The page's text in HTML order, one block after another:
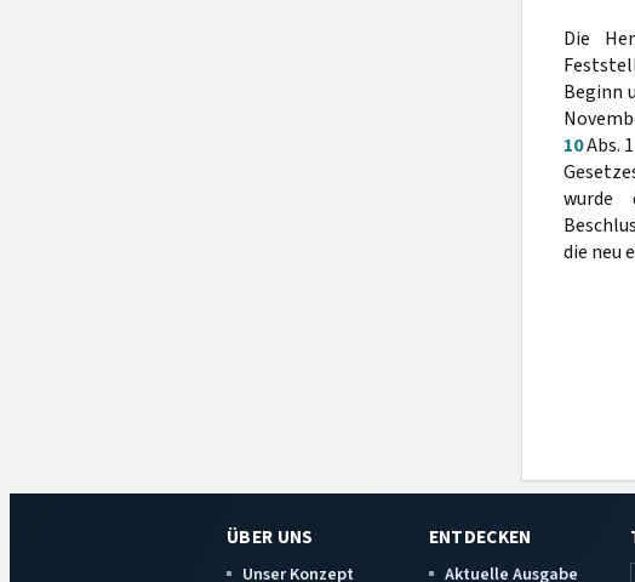
Die
Beginn
10Abs.
wurde
die neu
ÜBER UNS
Unser Konzept
ENTDECKEN
Aktuelle Ausgabe